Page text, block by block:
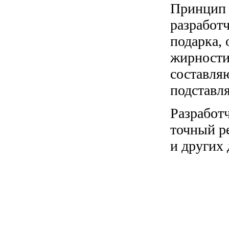
Принцип
подарка,
точный
и других